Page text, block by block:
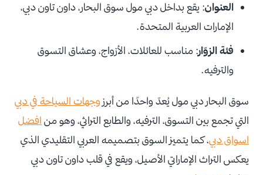
العنوان: يقع بداخل دبي مول سوق البحار، داون تاون دبي،
الإمارات العربية المتحدة.
فئة الزوّار: مناسب للعائلات، الأزواج، وعشاق التسوق
والترفيه.
سوق البحار دبي مول يُعدّ واحدًا من أبرزوجهات السياحة في دبي
التي تجمع بين التسوق، الترفيه، والطابع التراثي، وهو من افضل
اسواق دبي، كما يتميز السوق بتصميمه العربي التقليدي الذي
يعكس التراث الإماراتي الأصيل، ويقع في قلب داون تاون دبي